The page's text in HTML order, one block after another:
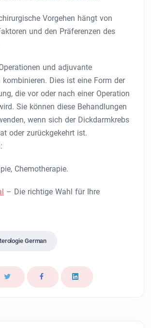
Vorgehen hängt von
und den Präferenzen des
und adjuvante
kombinieren. Dies ist eine Form der
die vor oder nach einer Operation
Sie können diese Behandlungen
wenn sich der Dickdarmkrebs
oder zurückgekehrt ist.
Chemotherapie.
– Die richtige Wahl für Ihre
German